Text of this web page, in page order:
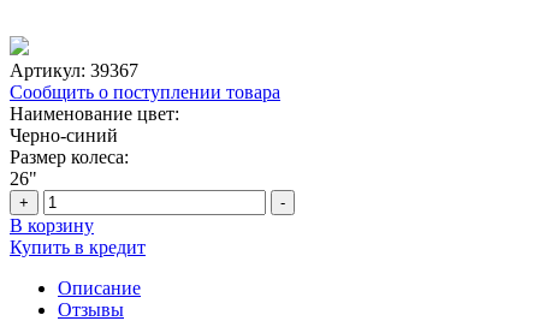
Артикул: 39367
Сообщить о поступлении товара
Наименование цвет:
Черно-синий
Размер колеса:
26"
+ -
В корзину
Купить в кредит
Описание
Отзывы